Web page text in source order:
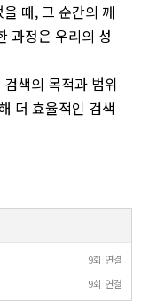
때, 그 순간의 깨
과정은 우리의 성
색의 목적과 범위
더 효율적인 검색
9회 연결
9회 연결